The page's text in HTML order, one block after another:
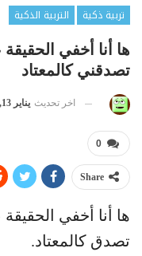
تربية ذكية
التربية الذكية
ها أنا أخفي
تصدقني كالمعتاد
اخر تحديث يناير 13, 2022
0
Share
ها أنا أخفي
تصدق كالمعتاد.